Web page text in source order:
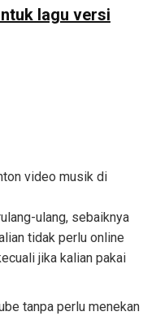
lagu versi
video musik di
ulang, sebaiknya
tidak perlu online
jika kalian pakai
tanpa perlu menekan